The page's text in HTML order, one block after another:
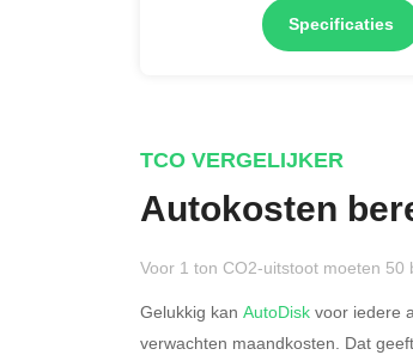
Specificaties
TCO VERGELIJKER
Autokosten
Voor 1 ton CO2-uitstoot moeten
Gelukkig kan AutoDisk voor iedere
verwachten maandkosten. Dat